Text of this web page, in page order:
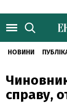
НОВИНИ
справу,